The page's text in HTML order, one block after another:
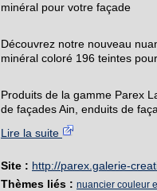
minéral pour votre façade
Découvrez notre nouveau
minéral coloré 196 teintes
Produits de la gamme Parex
de façades Ain, enduits de
Lire la suite
Site : http://parex.galerie-
Thèmes liés : nuancier couleur